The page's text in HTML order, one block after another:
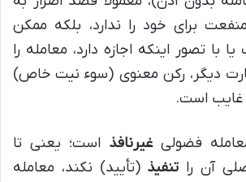
برای خود را ندارد، بلکه ممکن
با تصور اینکه اجازه دارد، معامله را
دیگر، رکن معنوی (سوء نیت خاص)
غایب است.
فضولیغیرنافذ است؛ یعنی تا
آن را تنفیذ (تأیید) نکند، معامله